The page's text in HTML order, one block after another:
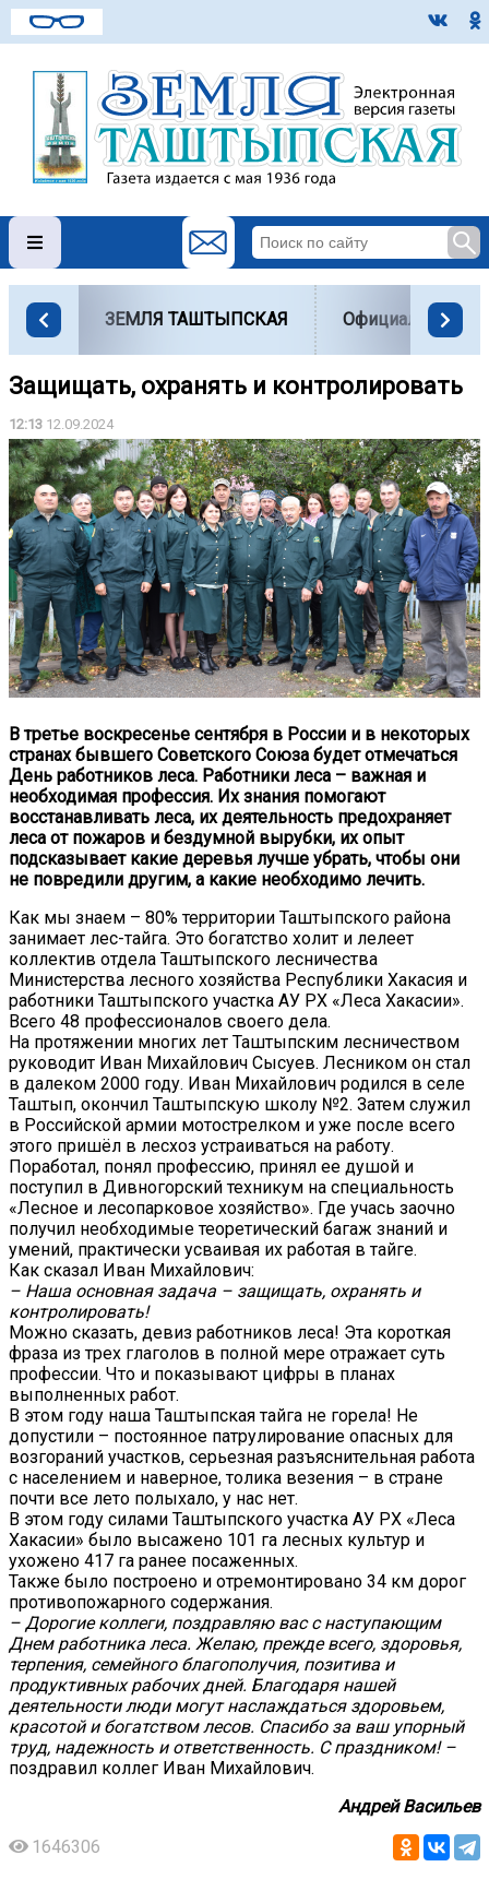
ЗЕМЛЯ ТАШТЫПСКАЯ Официально
Защищать, охранять и контролировать
12:13 12.09.2024
В третье воскресенье сентября в России и в некоторых
странах бывшего Советского Союза будет отмечаться
День работников леса. Работники леса – важная и
необходимая профессия. Их знания помогают
восстанавливать леса, их деятельность предохраняет
леса от пожаров и бездумной вырубки, их опыт
подсказывает какие деревья лучше убрать, чтобы они
не повредили другим, а какие необходимо лечить.
Как мы знаем – 80% территории Таштыпского района
занимает лес-тайга. Это богатство холит и лелеет
коллектив отдела Таштыпского лесничества
Министерства лесного хозяйства Республики Хакасия и
работники Таштыпского участка АУ РХ «Леса Хакасии».
Всего 48 профессионалов своего дела.
На протяжении многих лет Таштыпским лесничеством
руководит Иван Михайлович Сысуев. Лесником он стал
в далеком 2000 году. Иван Михайлович родился в селе
Таштып, окончил Таштыпскую школу №2. Затем служил
в Российской армии мотострелком и уже после всего
этого пришёл в лесхоз устраиваться на работу.
Поработал, понял профессию, принял ее душой и
поступил в Дивногорский техникум на специальность
«Лесное и лесопарковое хозяйство». Где учась заочно
получил необходимые теоретический багаж знаний и
умений, практически усваивая их работая в тайге.
Как сказал Иван Михайлович:
– Наша основная задача – защищать, охранять и
контролировать!
Можно сказать, девиз работников леса! Эта короткая
фраза из трех глаголов в полной мере отражает суть
профессии. Что и показывают цифры в планах
выполненных работ.
В этом году наша Таштыпская тайга не горела! Не
допустили – постоянное патрулирование опасных для
возгораний участков, серьезная разъяснительная работа
с населением и наверное, толика везения – в стране
почти все лето полыхало, у нас нет.
В этом году силами Таштыпского участка АУ РХ «Леса
Хакасии» было высажено 101 га лесных культур и
ухожено 417 га ранее посаженных.
Также было построено и отремонтировано 34 км дорог
противопожарного содержания.
– Дорогие коллеги, поздравляю вас с наступающим
Днем работника леса. Желаю, прежде всего, здоровья,
терпения, семейного благополучия, позитива и
продуктивных рабочих дней. Благодаря нашей
деятельности люди могут наслаждаться здоровьем,
красотой и богатством лесов. Спасибо за ваш упорный
труд, надежность и ответственность. С праздником! –
поздравил коллег Иван Михайлович.
Андрей Васильев
1646306